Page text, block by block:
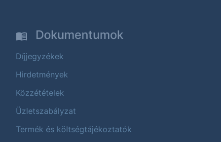
Dokumentumok
Díjjegyzékek
Hirdetmények
Közzétételek
Üzletszabályzat
Termék és költségtájékoztatók